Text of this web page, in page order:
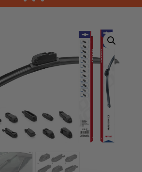
segítünk, hogy hamar
kapd a csomagod.